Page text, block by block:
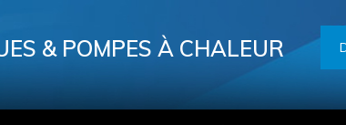
& POMPES À CHALEUR